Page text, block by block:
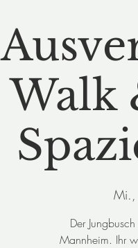
Walk
Mi.,
Der
Mannheim. Ihr